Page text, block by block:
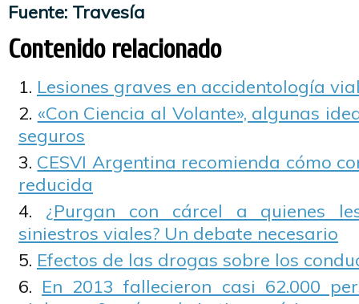
Fuente: Travesía
Contenido relacionado
Lesiones graves en accidentología
«Con Ciencia al Volante», algunas
seguros
CESVI Argentina recomienda cómo
reducida
¿Purgan con cárcel a quienes
siniestros viales? Un debate necesario
Efectos de las drogas sobre los
En 2013 fallecieron casi 62.000